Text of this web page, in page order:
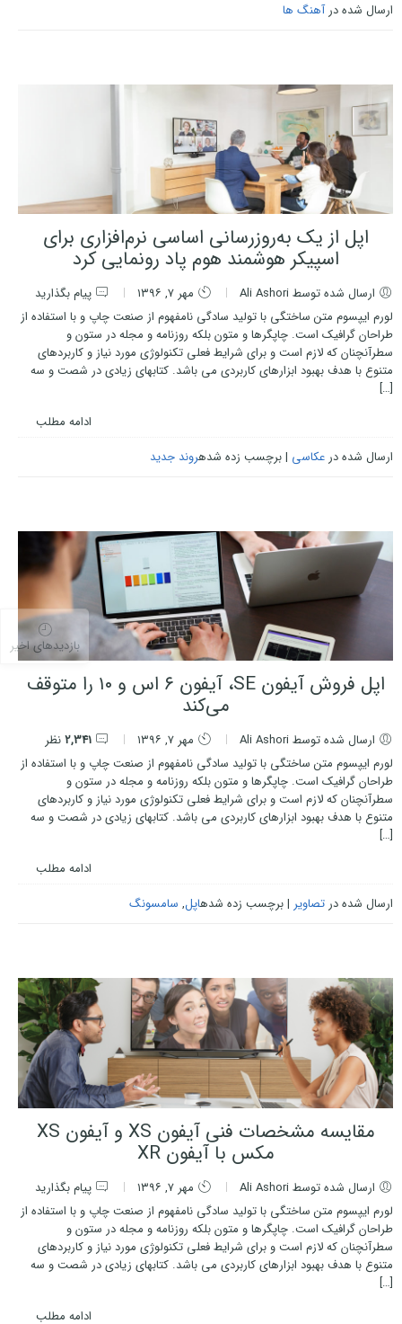
ارسال شده درآهنگ ها
اپل از یک به‌روزرسانی اساسی نرم‌افزاری برای
اسپیکر هوشمند هوم پاد رونمایی کرد
ارسال شده توسط Ali Ashori مهر ۷, ۱۳۹۶
پیام بگذارید
لورم ایپسوم متن ساختگی با تولید سادگی نامفهوم از صنعت چاپ و با استفاده از
طراحان گرافیک است. چاپگرها و متون بلکه روزنامه و مجله در ستون و
سطرآنچنان که لازم است و برای شرایط فعلی تکنولوژی مورد نیاز و کاربردهای
متنوع با هدف بهبود ابزارهای کاربردی می باشد. کتابهای زیادی در شصت و سه
[…]
ادامه مطلب
ارسال شده درعکاسی |برچسب زده شدهروند جدید
اپل فروش آیفون SE، آیفون ۶ اس و ۱۰ را متوقف
می‌کند
ارسال شده توسط Ali Ashori مهر ۷, ۱۳۹۶ 2,341نظر
لورم ایپسوم متن ساختگی با تولید سادگی نامفهوم از صنعت چاپ و با استفاده از
طراحان گرافیک است. چاپگرها و متون بلکه روزنامه و مجله در ستون و
سطرآنچنان که لازم است و برای شرایط فعلی تکنولوژی مورد نیاز و کاربردهای
متنوع با هدف بهبود ابزارهای کاربردی می باشد. کتابهای زیادی در شصت و سه
[…]
ادامه مطلب
ارسال شده درتصاویر |برچسب زده شدهاپل, سامسونگ
مقایسه مشخصات فنی آیفون XS و آیفون XS
مکس با آیفون XR
ارسال شده توسط Ali Ashori مهر ۷, ۱۳۹۶
پیام بگذارید
لورم ایپسوم متن ساختگی با تولید سادگی نامفهوم از صنعت چاپ و با استفاده از
طراحان گرافیک است. چاپگرها و متون بلکه روزنامه و مجله در ستون و
سطرآنچنان که لازم است و برای شرایط فعلی تکنولوژی مورد نیاز و کاربردهای
متنوع با هدف بهبود ابزارهای کاربردی می باشد. کتابهای زیادی در شصت و سه
[…]
ادامه مطلب
بازدیدهای اخیر